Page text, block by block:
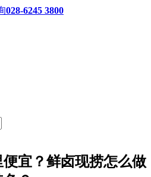
028-6245 3800
宜？鲜卤现捞怎么做